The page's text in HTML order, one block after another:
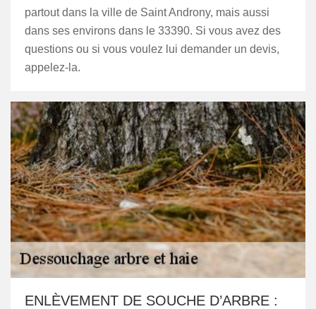
partout dans la ville de Saint Androny, mais aussi
dans ses environs dans le 33390. Si vous avez des
questions ou si vous voulez lui demander un devis,
appelez-la.
ENLÈVEMENT DE SOUCHE D’ARBRE :